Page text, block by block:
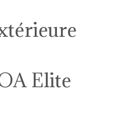
Elite